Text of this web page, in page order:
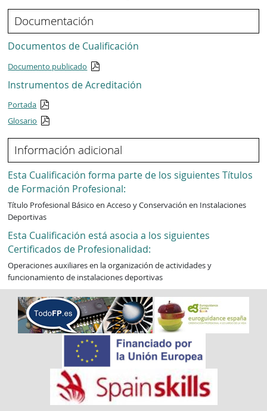
Documentación
Documentos de Cualificación
Documento publicado
Instrumentos de Acreditación
Portada
Glosario
Información adicional
Esta Cualificación forma parte de los siguientes Títulos
de Formación Profesional:
Título Profesional Básico en Acceso y Conservación en Instalaciones
Deportivas
Esta Cualificación está asocia a los siguientes
Certificados de Profesionalidad:
Operaciones auxiliares en la organización de actividades y
funcionamiento de instalaciones deportivas